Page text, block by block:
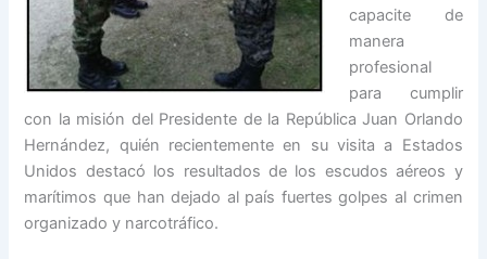
capacite de
manera
profesional
para cumplir
con la misión del Presidente de la República Juan Orlando
Hernández, quién recientemente en su visita a Estados
Unidos destacó los resultados de los escudos aéreos y
marítimos que han dejado al país fuertes golpes al crimen
organizado y narcotráfico.